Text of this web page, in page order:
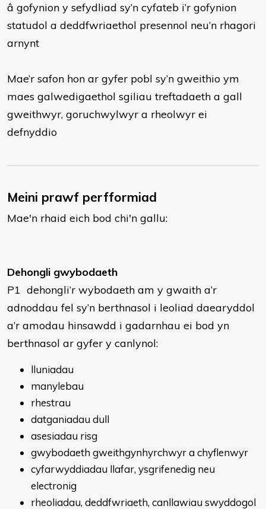
â gofynion y sefydliad sy’n cyfateb i’r gofynion
statudol a deddfwriaethol presennol neu’n rhagori
arnynt
Mae’r safon hon ar gyfer pobl sy’n gweithio ym
maes galwedigaethol sgiliau treftadaeth a gall
gweithwyr, goruchwylwyr a rheolwyr ei
defnyddio
Meini prawf perfformiad
Mae'n rhaid eich bod chi'n gallu:
Dehongli gwybodaeth
P1 dehongli’r wybodaeth am y gwaith a’r
adnoddau fel sy’n berthnasol i leoliad daearyddol
a’r amodau hinsawdd i gadarnhau ei bod yn
berthnasol ar gyfer y canlynol:
lluniadau
manylebau
rhestrau
datganiadau dull
asesiadau risg
gwybodaeth gweithgynhyrchwyr a chyflenwyr
cyfarwyddiadau llafar, ysgrifenedig neu
electronig
rheoliadau, deddfwriaeth, canllawiau swyddogol